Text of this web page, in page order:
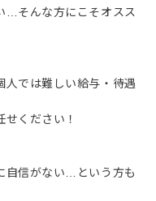
…そんな方にこそオスス
人では難しい給与・待遇
ください！
自信がない…という方も